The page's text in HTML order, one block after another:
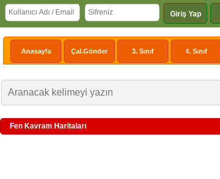
Giriş Yap
Anasayfa Çal.Gönder 3. Sınıf 4. Sınıf
Fen Kavram Haritaları